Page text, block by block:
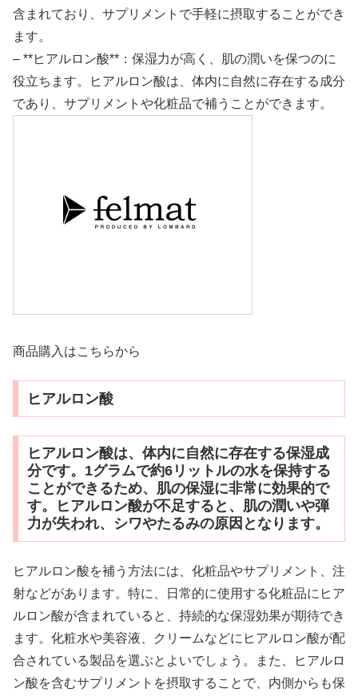
含まれており、サプリメントで手軽に摂取することができ
ます。
– **ヒアルロン酸**：保湿力が高く、肌の潤いを保つのに
役立ちます。ヒアルロン酸は、体内に自然に存在する成分
であり、サプリメントや化粧品で補うことができます。
商品購入はこちらから
ヒアルロン酸
ヒアルロン酸は、体内に自然に存在する保湿成
分です。1グラムで約6リットルの水を保持する
ことができるため、肌の保湿に非常に効果的で
す。ヒアルロン酸が不足すると、肌の潤いや弾
力が失われ、シワやたるみの原因となります。
ヒアルロン酸を補う方法には、化粧品やサプリメント、注
射などがあります。特に、日常的に使用する化粧品にヒア
ルロン酸が含まれていると、持続的な保湿効果が期待でき
ます。化粧水や美容液、クリームなどにヒアルロン酸が配
合されている製品を選ぶとよいでしょう。また、ヒアルロ
ン酸を含むサプリメントを摂取することで、内側からも保